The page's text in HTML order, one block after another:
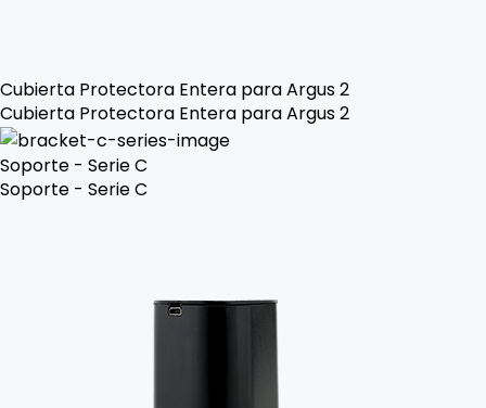
Cubierta Protectora Entera para Argus 2
Cubierta Protectora Entera para Argus 2
Soporte - Serie C
Soporte - Serie C